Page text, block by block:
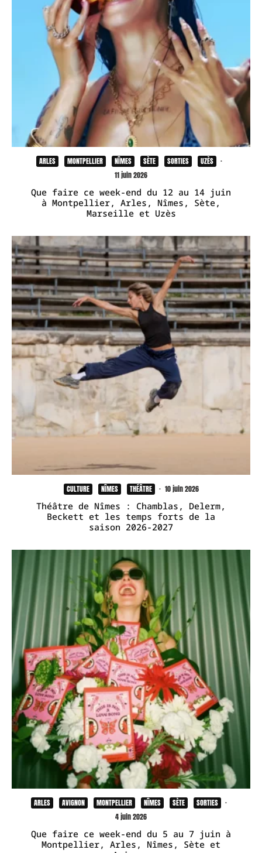
ARLES MONTPELLIER NÎMES SÈTE SORTIES UZÈS
·
11 juin 2026
Que faire ce week-end du 12 au 14 juin
à Montpellier, Arles, Nîmes, Sète,
Marseille et Uzès
CULTURE NÎMES THÉÂTRE · 10 juin 2026
Théâtre de Nîmes : Chamblas, Delerm,
Beckett et les temps forts de la
saison 2026-2027
ARLES AVIGNON MONTPELLIER NÎMES SÈTE SORTIES
·
4 juin 2026
Que faire ce week-end du 5 au 7 juin à
Montpellier, Arles, Nîmes, Sète et